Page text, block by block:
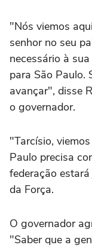
"Nós viemos
senhor no seu
necessário à
para São Paulo.
avançar", disse
o governador.
"Tarcísio,
Paulo precisa
federação
da Força.
O governador
"Saber que a